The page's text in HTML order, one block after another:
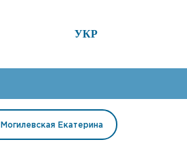
УКР
Могилевская Екатерина